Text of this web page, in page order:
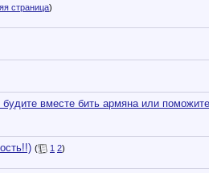
страница)
вместе бить армяна или
( 1 2)